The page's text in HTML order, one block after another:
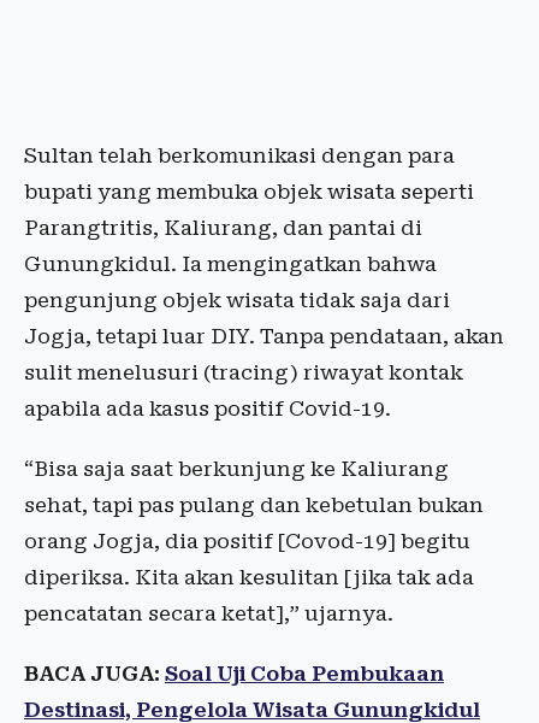
Sultan telah berkomunikasi dengan para
bupati yang membuka objek wisata seperti
Parangtritis, Kaliurang, dan pantai di
Gunungkidul. Ia mengingatkan bahwa
pengunjung objek wisata tidak saja dari
Jogja, tetapi luar DIY. Tanpa pendataan, akan
sulit menelusuri (tracing) riwayat kontak
apabila ada kasus positif Covid-19.
“Bisa saja saat berkunjung ke Kaliurang
sehat, tapi pas pulang dan kebetulan bukan
orang Jogja, dia positif [Covod-19] begitu
diperiksa. Kita akan kesulitan [jika tak ada
pencatatan secara ketat],” ujarnya.
BACA JUGA: Soal Uji Coba Pembukaan
Destinasi, Pengelola Wisata Gunungkidul